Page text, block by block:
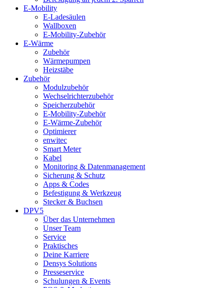
E-Mobility
E-Ladesäulen
Wallboxen
E-Mobility-Zubehör
E-Wärme
Zubehör
Wärmepumpen
Heizstäbe
Zubehör
Modulzubehör
Wechselrichterzubehör
Speicherzubehör
E-Mobility-Zubehör
E-Wärme-Zubehör
Optimierer
enwitec
Smart Meter
Kabel
Monitoring & Datenmanagement
Sicherung & Schutz
Apps & Codes
Befestigung & Werkzeug
Stecker & Buchsen
DPV5
Über das Unternehmen
Unser Team
Service
Praktisches
Deine Karriere
Densys Solutions
Presseservice
Schulungen & Events